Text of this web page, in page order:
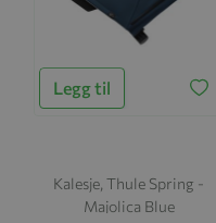
Legg til
Kalesje, Thule Spring -
Majolica Blue